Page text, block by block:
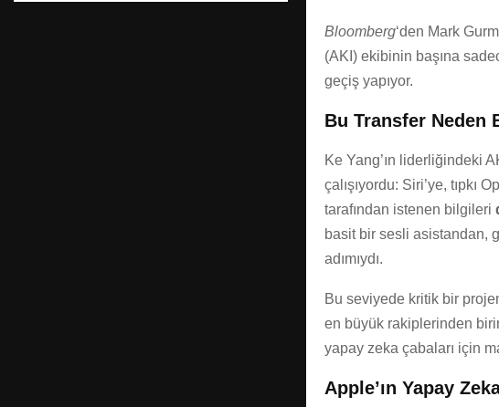
Bloomberg‘den Mark
(AKI) ekibinin başına
geçiş yapıyor.
Bu Transfer Neden
Ke Yang’ın liderliğindeki
çalışıyordu: Siri’ye, tıpkı
tarafından istenen bilgileri
basit bir sesli asistandan,
adımıydı.
Bu seviyede kritik bir
en büyük rakiplerinden
yapay zeka çabaları için
Apple’ın Yapay